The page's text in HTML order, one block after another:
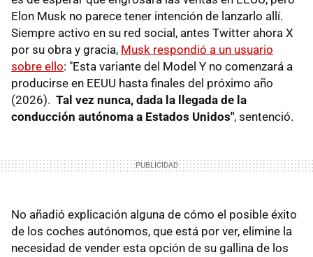
Elon Musk no parece tener intención de lanzarlo allí.
Siempre activo en su red social, antes Twitter ahora X
por su obra y gracia, Musk respondió a un usuario
sobre ello: "Esta variante del Model Y no comenzará a
producirse en EEUU hasta finales del próximo año
(2026). Tal vez nunca, dada la llegada de la
conducción autónoma a Estados Unidos", sentenció.
No añadió explicación alguna de cómo el posible éxito
de los coches autónomos, que está por ver, elimine la
necesidad de vender esta opción de su gallina de los